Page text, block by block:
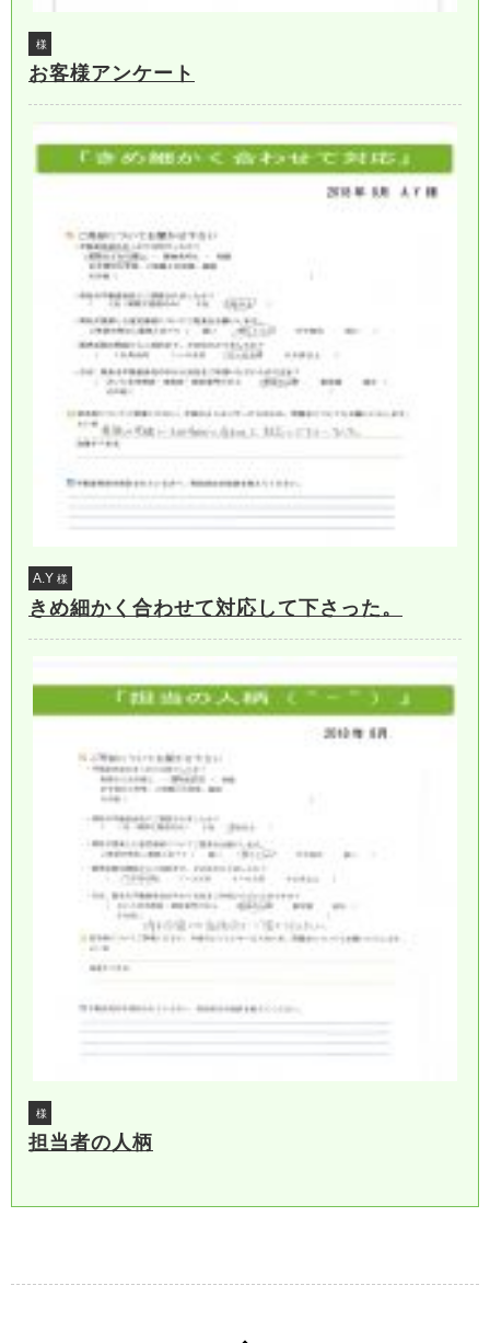
様
お客様アンケート
A.Y 様
きめ細かく合わせて対応して下さった。
様
担当者の人柄